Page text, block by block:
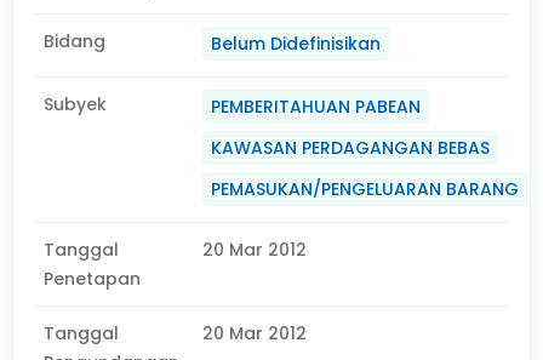
Bidang Belum Didefinisikan
Subyek
PEMBERITAHUAN PABEAN
KAWASAN PERDAGANGAN BEBAS
PEMASUKAN/PENGELUARAN BARANG
Tanggal
Penetapan
20 Mar 2012
Tanggal
20 Mar 2012